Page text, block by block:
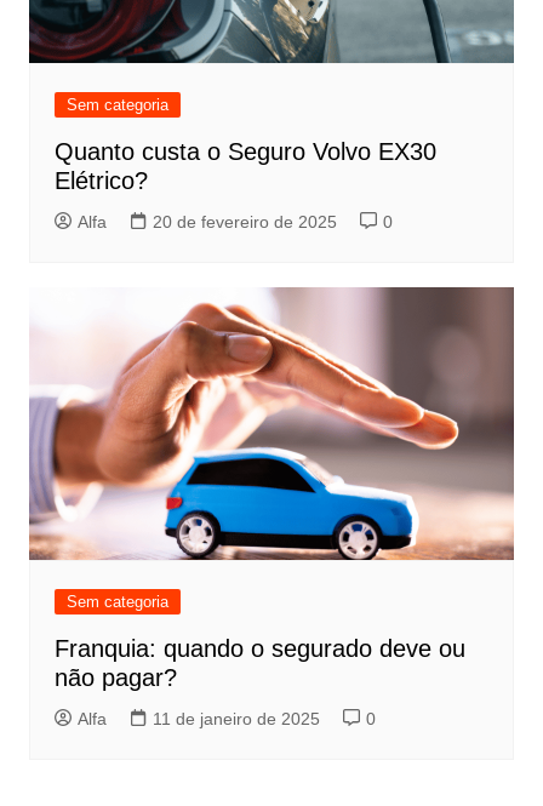
Sem categoria
Quanto custa o Seguro Volvo EX30
Elétrico?
Alfa 20 de fevereiro de 2025 0
Sem categoria
Franquia: quando o segurado deve ou
não pagar?
Alfa 11 de janeiro de 2025 0